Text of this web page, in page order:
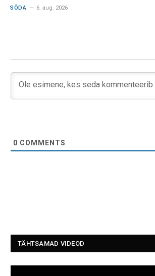
SÕDA 6. aug. 2026
0 COMMENTS
TÄHTSAMAD VIDEOD